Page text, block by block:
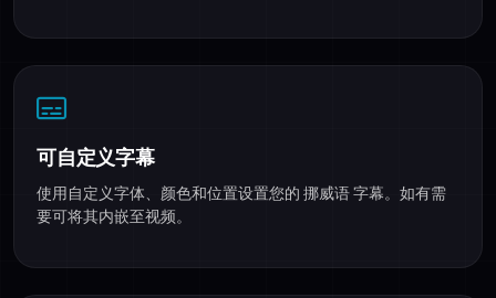
可自定义字幕
使用自定义字体、颜色和位置设置您的 挪威语 字幕。如有需
要可将其内嵌至视频。